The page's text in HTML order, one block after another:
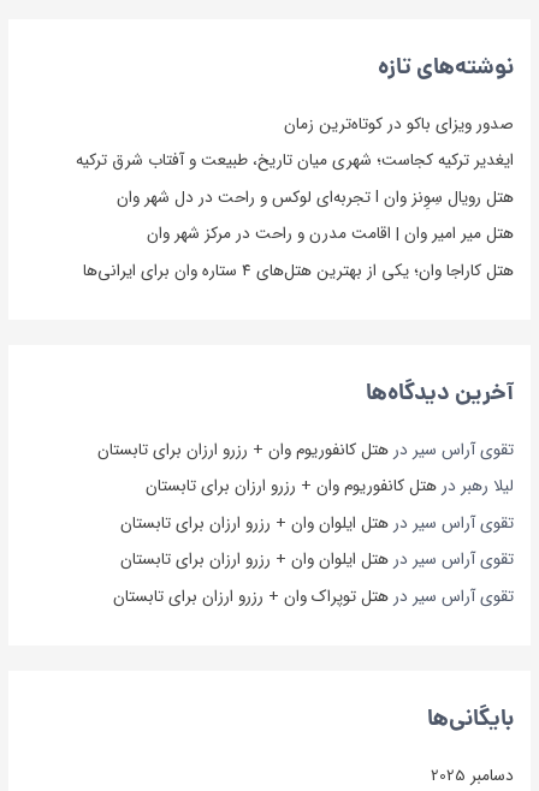
نوشته‌های تازه
صدور ویزای باکو در کوتاه‌ترین زمان
ایغدیر ترکیه کجاست؛ شهری میان تاریخ، طبیعت و آفتاب شرق ترکیه
هتل رویال سِوِنز وان l تجربه‌ای لوکس و راحت در دل شهر وان
هتل میر امیر وان | اقامت مدرن و راحت در مرکز شهر وان
هتل کاراجا وان؛ یکی از بهترین هتل‌های ۴ ستاره وان برای ایرانی‌ها
آخرین دیدگاه‌ها
تقوی آراس سیر درهتل کانفوریوم وان + رزرو ارزان برای تابستان
لیلا رهبر درهتل کانفوریوم وان + رزرو ارزان برای تابستان
تقوی آراس سیر درهتل ایلوان وان + رزرو ارزان برای تابستان
تقوی آراس سیر درهتل ایلوان وان + رزرو ارزان برای تابستان
تقوی آراس سیر درهتل توپراک وان + رزرو ارزان برای تابستان
بایگانی‌ها
دسامبر 2025